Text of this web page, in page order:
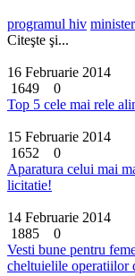
programul hiv
Citeşte şi...
16 Februarie 2014
1649
0
Top 5 cele mai rele
15 Februarie 2014
1652
0
Aparatura celui mai
licitatie!
14 Februarie 2014
1885
0
Vesti bune pentru
cheltuielile operatiilor